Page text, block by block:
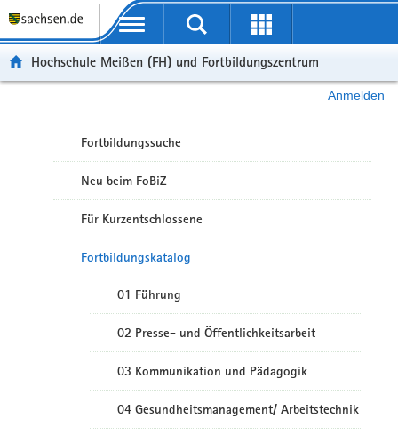
Portalübergreifende Navigation
Hochschule Meißen (FH) und Fortbildungszentrum
Anmelden
Fortbildungssuche
Neu beim FoBiZ
Für Kurzentschlossene
Fortbildungskatalog
01 Führung
02 Presse- und Öffentlichkeitsarbeit
03 Kommunikation und Pädagogik
04 Gesundheitsmanagement/ Arbeitstechnik